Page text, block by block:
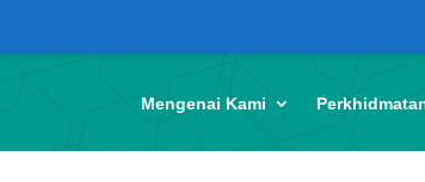
Mengenai Kami